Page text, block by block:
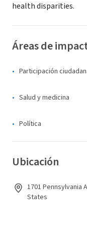
health disparities.
Áreas de
Participación
Salud y medicina
Política
Ubicación
1701 Pennsylvania
States